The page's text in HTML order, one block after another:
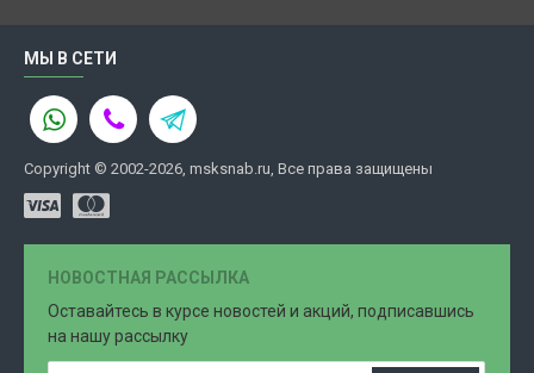
МЫ В СЕТИ
Copyright © 2002-2026, msksnab.ru, Все права защищены
НОВОСТНАЯ РАССЫЛКА
Оставайтесь в курсе новостей и акций, подписавшись
на нашу рассылку